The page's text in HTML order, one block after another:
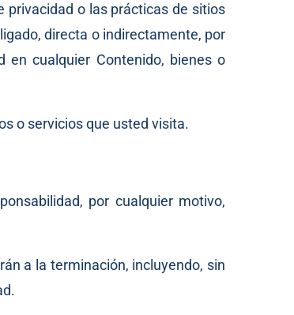
privacidad o las prácticas de sitios
directa o indirectamente, por
en cualquier Contenido, bienes o
o servicios que usted visita.
por cualquier motivo,
a la terminación, incluyendo, sin